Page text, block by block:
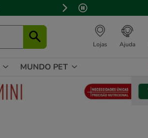
Lojas Ajuda
MUNDO PET